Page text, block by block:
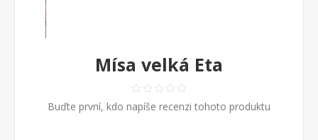
Mísa velká Eta
Buďte první, kdo napíše recenzi tohoto produktu